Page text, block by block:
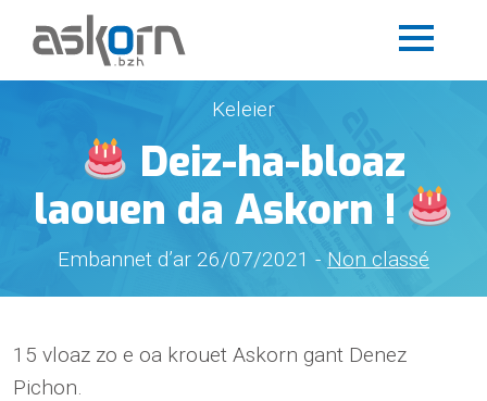
Keleier
Deiz-ha-bloaz
laouen da Askorn !
Embannet d’ar 26/07/2021 - Non classé
15 vloaz zo e oa krouet Askorn gant Denez
Pichon.